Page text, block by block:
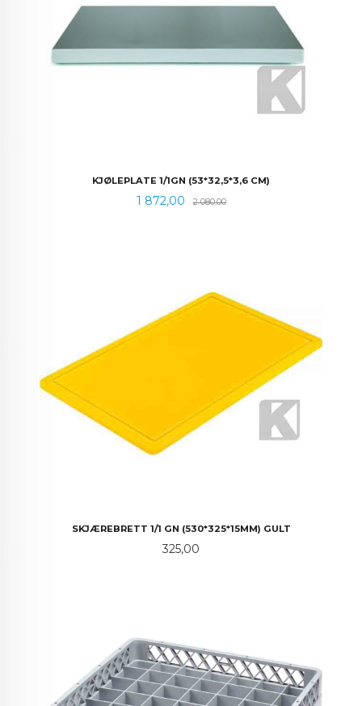
KJØLEPLATE 1/1GN (53*32,5*3,6 CM)
Tilbud
1 872,00 2 080,00Rabatt
SKJÆREBRETT 1/1 GN (530*325*15MM) GULT
Pris
325,00